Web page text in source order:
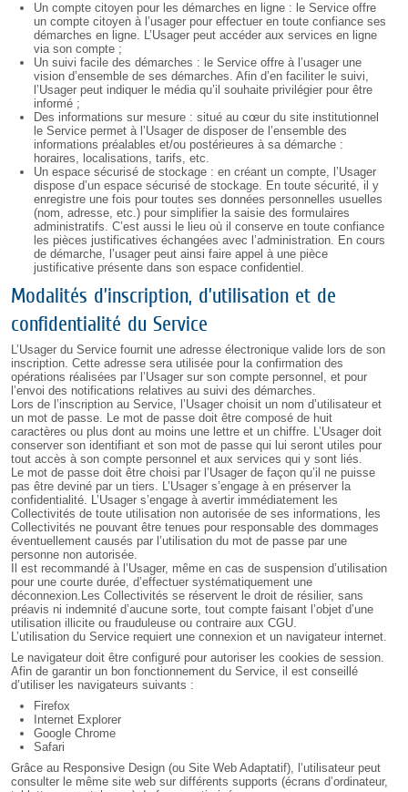
Un compte citoyen pour les démarches en ligne : le Service offre
un compte citoyen à l’usager pour effectuer en toute confiance ses
démarches en ligne. L’Usager peut accéder aux services en ligne
via son compte ;
Un suivi facile des démarches : le Service offre à l’usager une
vision d’ensemble de ses démarches. Afin d’en faciliter le suivi,
l’Usager peut indiquer le média qu’il souhaite privilégier pour être
informé ;
Des informations sur mesure : situé au cœur du site institutionnel
le Service permet à l’Usager de disposer de l’ensemble des
informations préalables et/ou postérieures à sa démarche :
horaires, localisations, tarifs, etc.
Un espace sécurisé de stockage : en créant un compte, l’Usager
dispose d’un espace sécurisé de stockage. En toute sécurité, il y
enregistre une fois pour toutes ses données personnelles usuelles
(nom, adresse, etc.) pour simplifier la saisie des formulaires
administratifs. C’est aussi le lieu où il conserve en toute confiance
les pièces justificatives échangées avec l’administration. En cours
de démarche, l’usager peut ainsi faire appel à une pièce
justificative présente dans son espace confidentiel.
Modalités d’inscription, d’utilisation et de
confidentialité du Service
L’Usager du Service fournit une adresse électronique valide lors de son
inscription. Cette adresse sera utilisée pour la confirmation des
opérations réalisées par l’Usager sur son compte personnel, et pour
l’envoi des notifications relatives au suivi des démarches.
Lors de l’inscription au Service, l’Usager choisit un nom d’utilisateur et
un mot de passe. Le mot de passe doit être composé de huit
caractères ou plus dont au moins une lettre et un chiffre. L’Usager doit
conserver son identifiant et son mot de passe qui lui seront utiles pour
tout accès à son compte personnel et aux services qui y sont liés.
Le mot de passe doit être choisi par l’Usager de façon qu’il ne puisse
pas être deviné par un tiers. L’Usager s’engage à en préserver la
confidentialité. L’Usager s’engage à avertir immédiatement les
Collectivités de toute utilisation non autorisée de ses informations, les
Collectivités ne pouvant être tenues pour responsable des dommages
éventuellement causés par l’utilisation du mot de passe par une
personne non autorisée.
Il est recommandé à l’Usager, même en cas de suspension d’utilisation
pour une courte durée, d’effectuer systématiquement une
déconnexion.Les Collectivités se réservent le droit de résilier, sans
préavis ni indemnité d’aucune sorte, tout compte faisant l’objet d’une
utilisation illicite ou frauduleuse ou contraire aux CGU.
L’utilisation du Service requiert une connexion et un navigateur internet.
Le navigateur doit être configuré pour autoriser les cookies de session.
Afin de garantir un bon fonctionnement du Service, il est conseillé
d’utiliser les navigateurs suivants :
Firefox
Internet Explorer
Google Chrome
Safari
Grâce au Responsive Design (ou Site Web Adaptatif), l’utilisateur peut
consulter le même site web sur différents supports (écrans d’ordinateur,